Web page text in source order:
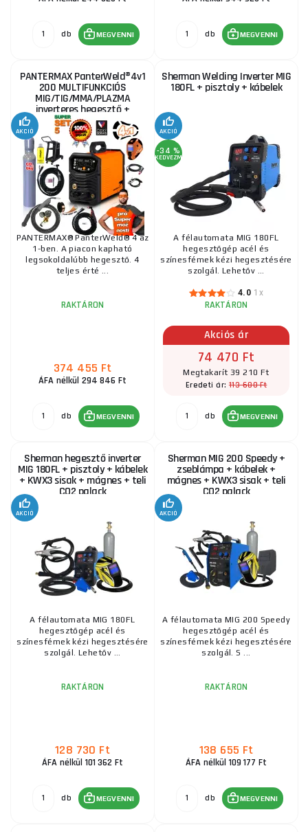
ks 424 730 Ft
hegesztő + zseblámpa + kábelek
RAKTÁRON ks
KOWAX GeniMig®240DP LCD + Zseblámpa + Sisak +
Szelep + Váz + Teljes CO2 palack + Spray + 5 kg-os
huzal + Kábelek
RAKTÁRON ks MEGVENNI 385 860 Ft
Sherman Synergic inverteres hegesztő DIGIMIG 300
Impulzus + MIG pisztoly 25/4m, kábelek
455 650 Ft
Sherman inverteres hegesztő DUALMIG 210 S4
kerekekkel és palackpolccal + zseblámpa + kábelek
RAKTÁRON 103 805 Ft
RAKTÁRON ks MEGVENNI 133 460 Ft
PANTERMAX® MIG230DP inverteres hegesztő
MIG/TIG/MMA SET1
RAKTÁRON 213 480 Ft
db MEGVENNI db MEGVENNI
PANTERMAX PanterWeld®4v1
200 MULTIFUNKCIÓS
MIG/TIG/MMA/PLAZMA
inverteres hegesztő +
burkolat + piros. Szelep +
huzal...
AKCIÓ
PANTERMAX® PanterWeld® 4 az
1-ben. A piacon kapható
legsokoldalúbb hegesztő. 4
teljes érté ...
RAKTÁRON
374 455 Ft
ÁFA nélkül 294 846 Ft
db MEGVENNI
Sherman Welding Inverter MIG
180FL + pisztoly + kábelek
AKCIÓ
-34 %
KEDVEZMÉNY
A félautomata MIG 180FL
hegesztőgép acél és
színesfémek kézi hegesztésére
szolgál. Lehetőv ...
4.0 1x
RAKTÁRON
Akciós ár
74 470 Ft
Megtakarít 39 210 Ft
Eredeti ár: 113 680 Ft
db MEGVENNI
Sherman hegesztő inverter
MIG 180FL + pisztoly + kábelek
+ KWX3 sisak + mágnes + teli
CO2 palack
AKCIÓ
A félautomata MIG 180FL
hegesztőgép acél és
színesfémek kézi hegesztésére
szolgál. Lehetőv ...
RAKTÁRON
128 730 Ft
ÁFA nélkül 101 362 Ft
db MEGVENNI
Sherman MIG 200 Speedy +
zseblámpa + kábelek +
mágnes + KWX3 sisak + teli
CO2 palack
AKCIÓ
A félautomata MIG 200 Speedy
hegesztőgép acél és
színesfémek kézi hegesztésére
szolgál. S ...
RAKTÁRON
138 655 Ft
ÁFA nélkül 109 177 Ft
db MEGVENNI